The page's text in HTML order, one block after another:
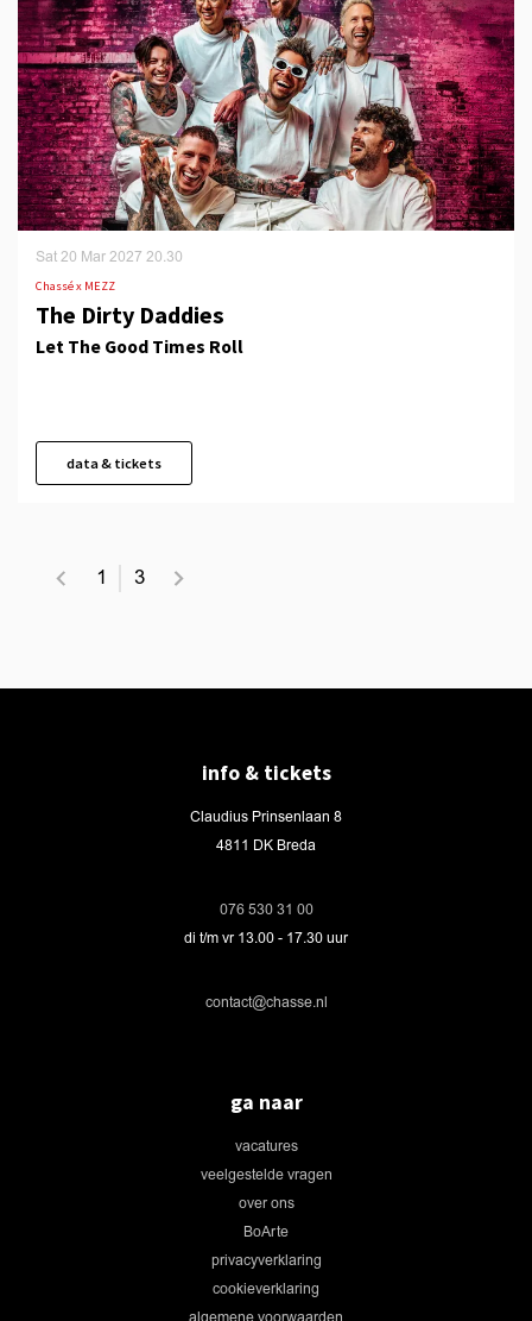
The Dirty Daddies
Let The Good Times Roll
Chassé x MEZZ
Sat 20 Mar 2027 20.30
data & tickets
1 3
info & tickets
Claudius Prinsenlaan 8
4811 DK Breda
076 530 31 00
di t/m vr 13.00 - 17.30 uur
contact@chasse.nl
ga naar
vacatures
veelgestelde vragen
over ons
BoArte
privacyverklaring
cookieverklaring